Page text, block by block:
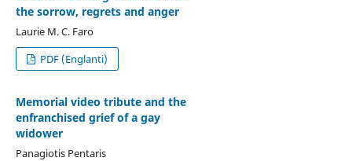
the sorrow, regrets and anger
Laurie M. C. Faro
PDF (Englanti)
Memorial video tribute and the
enfranchised grief of a gay
widower
Panagiotis Pentaris